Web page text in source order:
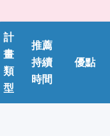
計
畫
類
型
推薦
持續
時間
優點